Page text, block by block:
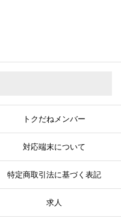
トクだねメンバー
対応端末について
特定商取引法に基づく表記
求人